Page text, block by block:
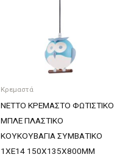
Κρεμαστά
NETTO ΚΡΕΜΑΣΤΟ ΦΩΤΙΣΤΙΚΟ
ΜΠΛΕ ΠΛΑΣΤΙΚΟ
ΚΟΥΚΟΥΒΑΓΙΑ ΣΥΜΒΑΤΙΚΟ
1ΧΕ14 150Χ135Χ800ΜM